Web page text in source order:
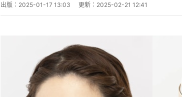
出版： 2025-01-17 13:03 更新： 2025-02-21 12:41